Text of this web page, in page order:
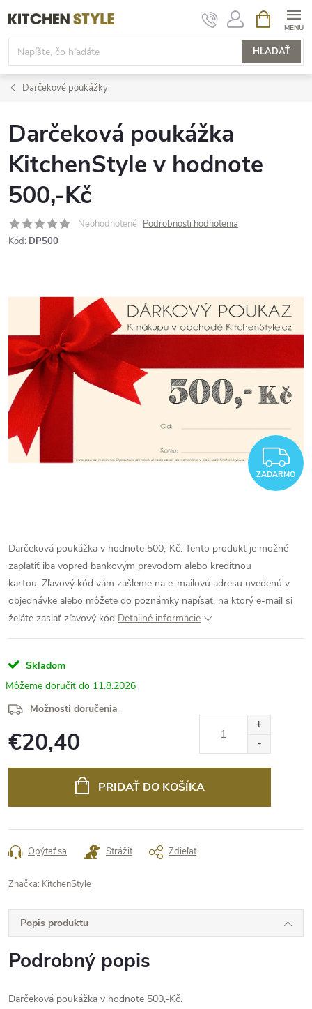
na
obsah
HĽADAŤ
KOŠÍK
Darčekové poukážky
Darčeková poukážka
KitchenStyle v hodnote
500,-Kč
Neohodnotené Podrobnosti hodnotenia
Kód: DP500
ZADARMO
Darčeková poukážka v hodnote 500,-Kč. Tento produkt je možné
zaplatiť iba vopred bankovým prevodom alebo kreditnou
kartou. Zľavový kód vám zašleme na e-mailovú adresu uvedenú v
objednávke alebo môžete do poznámky napísať, na ktorý e-mail si
želáte zaslať zľavový kód Detailné informácie
Skladom
11.8.2026
Možnosti doručenia
€20,40
PRIDAŤ DO KOŠÍKA
Opýtať sa Strážiť Zdieľať
Značka: KitchenStyle
Popis produktu
Podrobný popis
Darčeková poukážka v hodnote 500,-Kč.